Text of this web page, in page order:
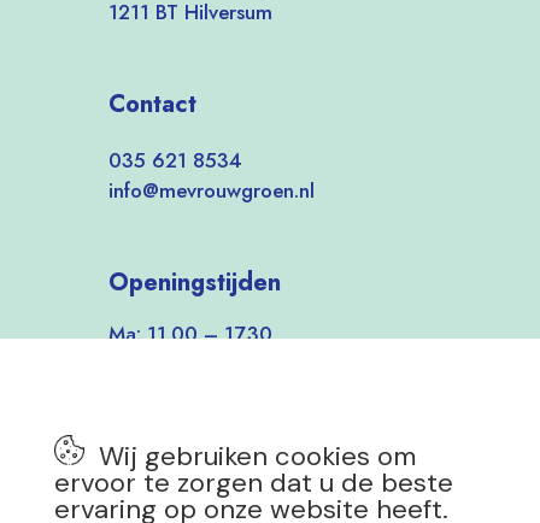
Wij gebruiken cookies om
ervoor te zorgen dat u de beste
ervaring op onze website heeft.
1211 BT Hilversum
Contact
035 621 8534
info@mevrouwgroen.nl
Openingstijden
Ma: 11.00 – 17.30
7 dagen per week open!